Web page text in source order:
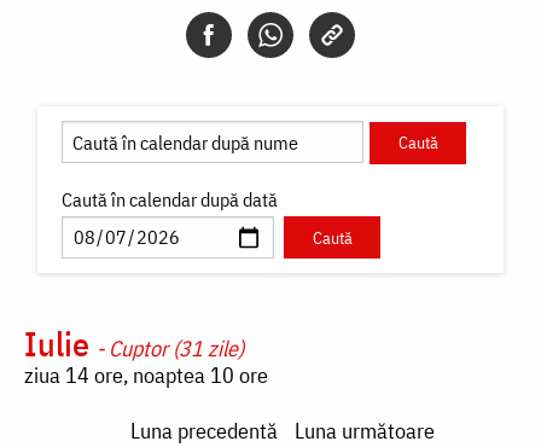
Caută în calendar după dată
Iulie - Cuptor (31 zile)
ziua 14 ore, noaptea 10 ore
Luna precedentă Luna următoare